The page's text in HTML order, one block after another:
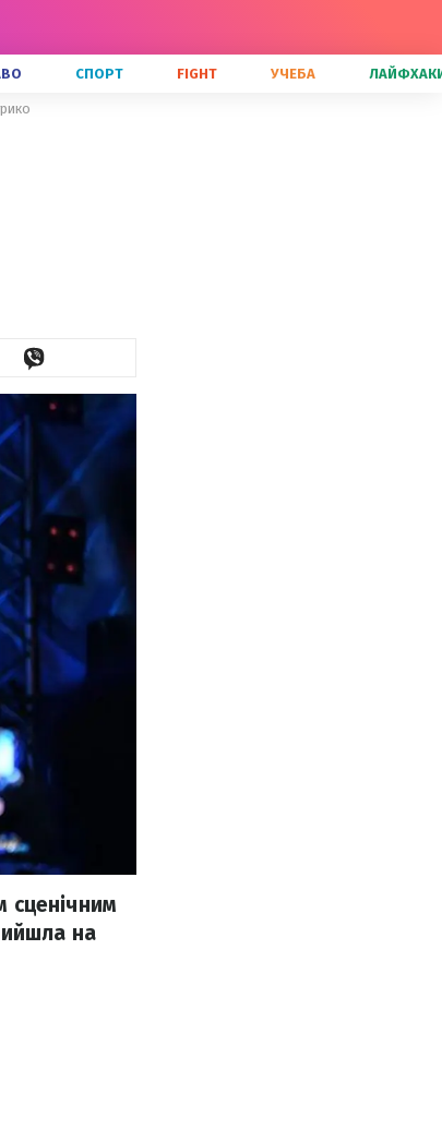
СПОРТ FIGHT УЧЕБА
сценічним
на